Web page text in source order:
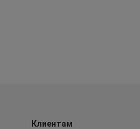
Клиентам